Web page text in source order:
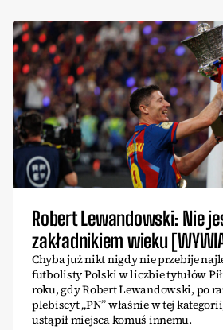
Robert Lewandowski: Nie
zakładnikiem wieku
Chyba już nikt nigdy nie przebije
futbolisty Polski w liczbie tytułów
roku, gdy Robert Lewandowski, po
plebiscyt „PN” właśnie w tej
ustąpił miejsca komuś innemu.